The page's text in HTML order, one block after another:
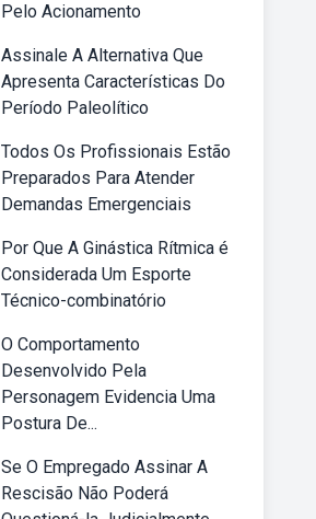
Pelo Acionamento
Assinale A Alternativa Que
Apresenta Características Do
Período Paleolítico
Todos Os Profissionais Estão
Preparados Para Atender
Demandas Emergenciais
Por Que A Ginástica Rítmica é
Considerada Um Esporte
Técnico-combinatório
O Comportamento
Desenvolvido Pela
Personagem Evidencia Uma
Postura De...
Se O Empregado Assinar A
Rescisão Não Poderá